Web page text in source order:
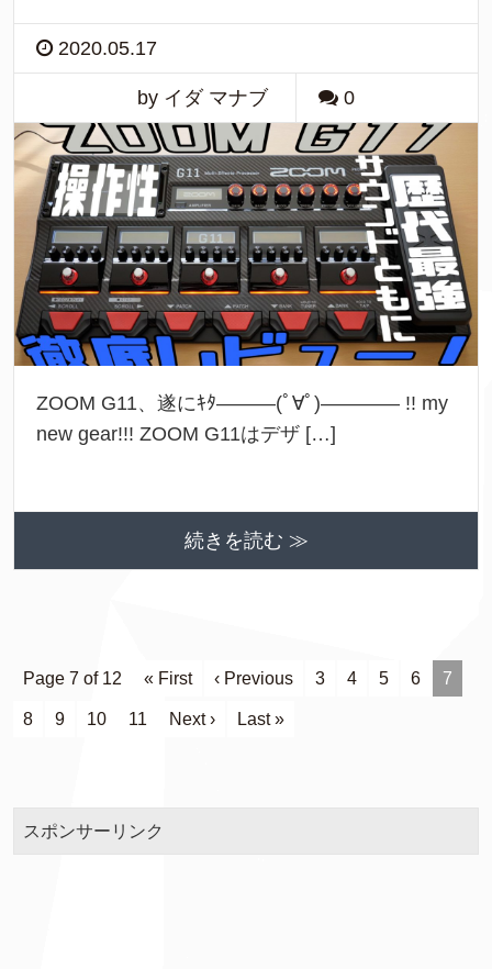
2020.05.17
by イダ マナブ 0
ZOOM G11、遂にｷﾀ―――(ﾟ∀ﾟ)―――― !! my
new gear!!! ZOOM G11はデザ […]
続きを読む ≫
Page 7 of 12 « First ‹ Previous 3 4 5 6 7
8 9 10 11 Next › Last »
スポンサーリンク